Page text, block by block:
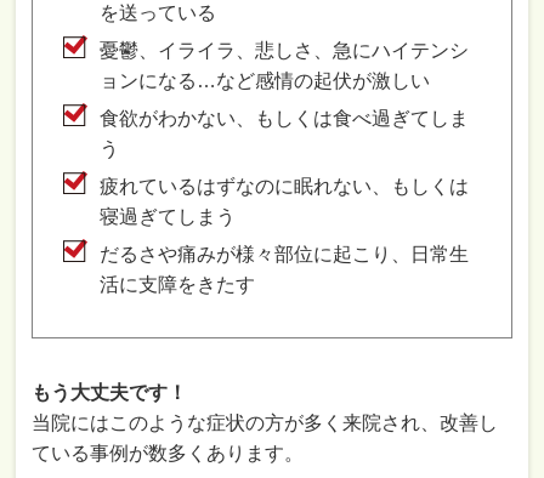
を送っている
憂鬱、イライラ、悲しさ、急にハイテンシ
ョンになる…など感情の起伏が激しい
食欲がわかない、もしくは食べ過ぎてしま
う
疲れているはずなのに眠れない、もしくは
寝過ぎてしまう
だるさや痛みが様々部位に起こり、日常生
活に支障をきたす
もう大丈夫です！
当院にはこのような症状の方が多く来院され、改善し
ている事例が数多くあります。